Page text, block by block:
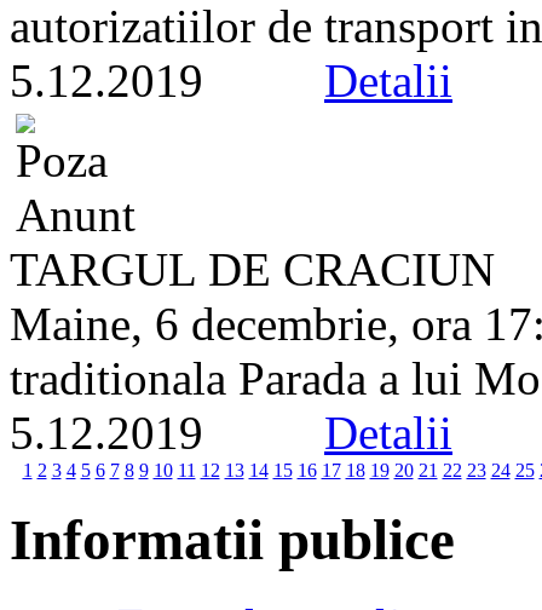
autorizatiilor de transport
5.12.2019 Detalii
TARGUL DE CRACIUN
Maine, 6 decembrie, ora
traditionala Parada a lui
5.12.2019 Detalii
1 2 3 4 5 6 7 8 9 10 11 12 13 14 15 16 17 18 19 20 21 22 23 24 25
Informatii publice